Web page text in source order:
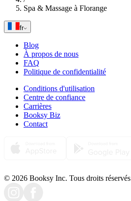
Spa & Massage à Florange
fr
Blog
À propos de nous
FAQ
Politique de confidentialité
Conditions d'utilisation
Centre de confiance
Carrières
Booksy Biz
Contact
© 2026 Booksy Inc. Tous droits réservés